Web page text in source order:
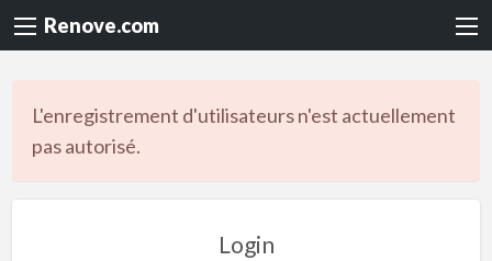
Renove.com
L'enregistrement d'utilisateurs n'est actuellement
pas autorisé.
Login